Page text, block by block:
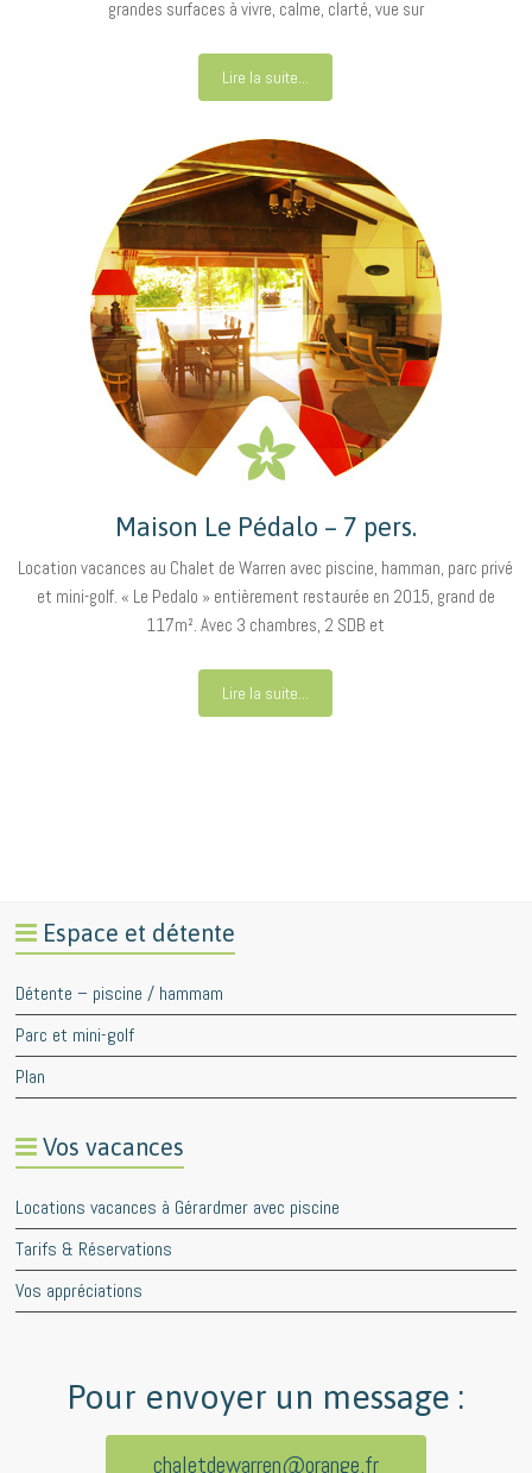
grandes surfaces à vivre, calme, clarté, vue sur
Lire la suite...
Maison Le Pédalo – 7 pers.
Location vacances au Chalet de Warren avec piscine, hamman, parc privé
et mini-golf. « Le Pedalo » entièrement restaurée en 2015, grand de
117m². Avec 3 chambres, 2 SDB et
Lire la suite...
Espace et détente
Détente – piscine / hammam
Parc et mini-golf
Plan
Vos vacances
Locations vacances à Gérardmer avec piscine
Tarifs & Réservations
Vos appréciations
Pour envoyer un message :
chaletdewarren@orange.fr